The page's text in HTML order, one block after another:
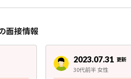
面接情報
2023.07.31 更新
30代前半 女性